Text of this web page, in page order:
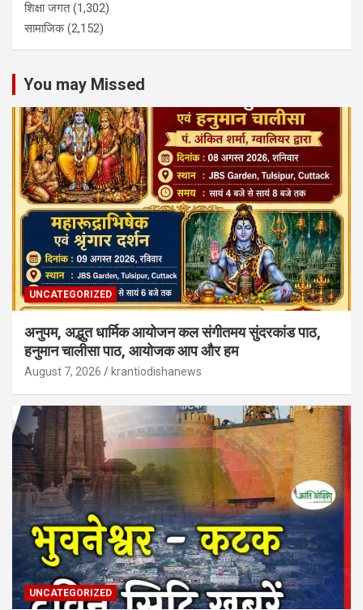
शिक्षा जगत(1,302)
सामाजिक(2,152)
You may Missed
UNCATEGORIZED
अनुपम, अद्भुत धार्मिक आयोजन कल संगीतमय सुंदरकांड पाठ,
हनुमान चालीसा पाठ, आयोजक आप और हम
August 7, 2026 krantiodishanews
UNCATEGORIZED